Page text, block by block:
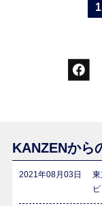
1
KANZENから
2021年08月03日
ピ